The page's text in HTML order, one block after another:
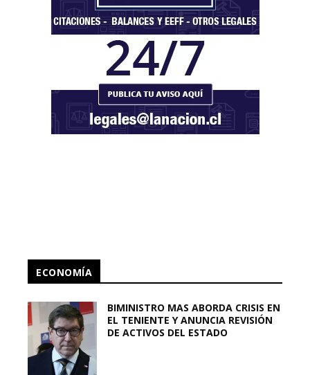
ECONOMÍA
BIMINISTRO MAS ABORDA CRISIS EN
EL TENIENTE Y ANUNCIA REVISIÓN
DE ACTIVOS DEL ESTADO